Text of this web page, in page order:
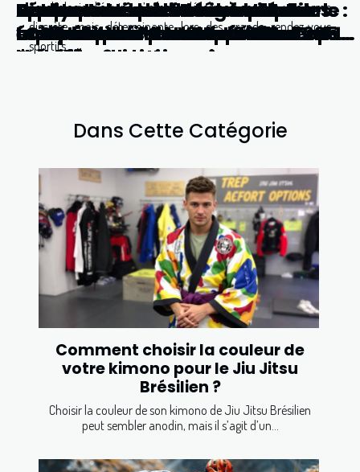
psychologie d’équipe, s’impose désormais comme une arme
discrète mais déterminante lors des grands rendez-vous
sportifs.
Dans Cette Catégorie
Comment choisir la couleur de
votre kimono pour le Jiu Jitsu
Brésilien ?
Choisir la couleur de son kimono de Jiu Jitsu Brésilien
peut sembler anodin, mais il s’agit d’un...
Comment choisir la couleur de
votre kimono pour le Jiu Jitsu
Brésilien ?
Sports extrêmes Découverte des
compétitions de VTT de descente
Exploration des buts les plus
mémorables en compétitions
européennes
Comment choisir son maillot de
football pour la saison 2024-2025
Analyse des performances des
équipes au fil des saisons en Top 14
: tendances et surprises
Les facteurs déterminants pour le
maintien d'un club de football en
première division
L'importance de la légèreté du
matériel pour les compétitions de
trekking
Rétrospective des confrontations :
LOSC contre FC Nantes dans
l'histoire de la Ligue 1